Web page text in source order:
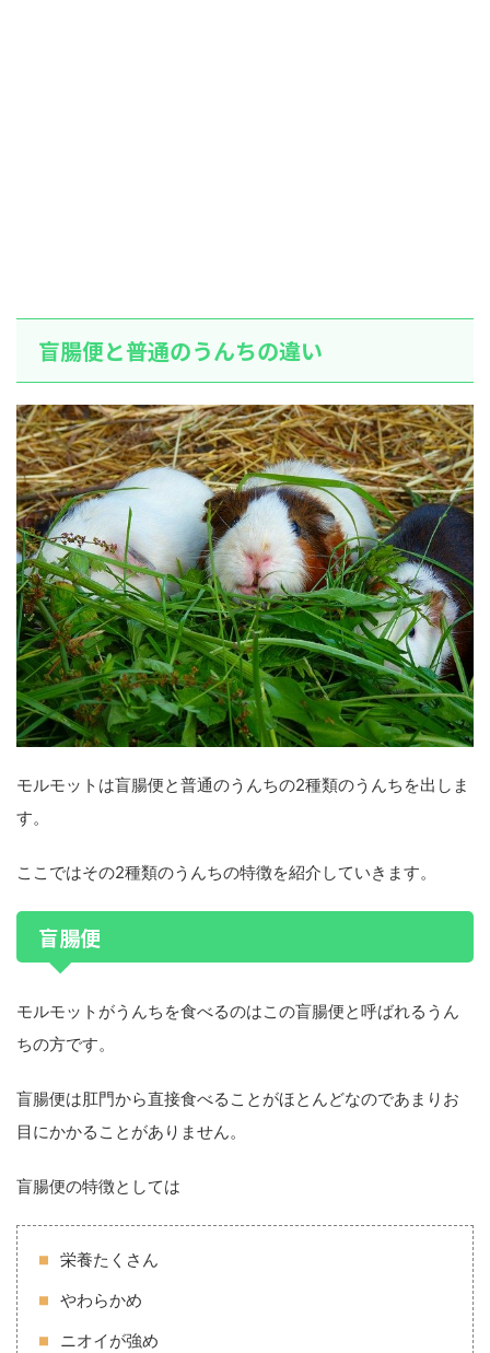
盲腸便と普通のうんちの違い
モルモットは盲腸便と普通のうんちの2種類のうんちを出しま
す。
ここではその2種類のうんちの特徴を紹介していきます。
盲腸便
モルモットがうんちを食べるのはこの盲腸便と呼ばれるうん
ちの方です。
盲腸便は肛門から直接食べることがほとんどなのであまりお
目にかかることがありません。
盲腸便の特徴としては
栄養たくさん
やわらかめ
ニオイが強め